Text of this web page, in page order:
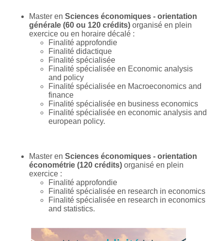
Master en Sciences économiques - orientation
générale (60 ou 120 crédits) organisé en plein
exercice ou en horaire décalé :
Finalité approfondie
Finalité didactique
Finalité spécialisée
Finalité spécialisée en Economic analysis
and policy
Finalité spécialisée en Macroeconomics and
finance
Finalité spécialisée en business economics
Finalité spécialisée en economic analysis and
european policy.
Master en Sciences économiques - orientation
économétrie (120 crédits) organisé en plein
exercice :
Finalité approfondie
Finalité spécialisée en research in economics
Finalité spécialisée en research in economics
and statistics.